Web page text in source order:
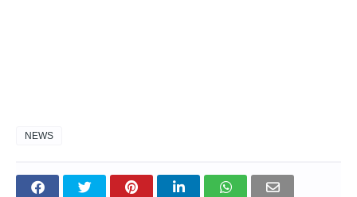
NEWS